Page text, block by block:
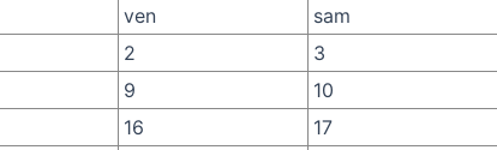
ven sam
2 3
9 10
16 17